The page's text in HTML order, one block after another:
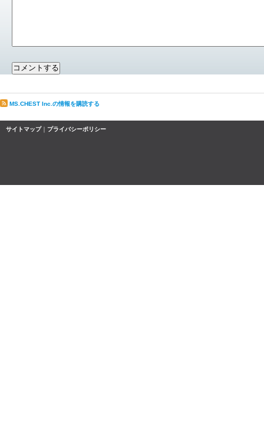
MS.CHEST Inc.の情報を購読する
サイトマップ｜ プライバシーポリシー